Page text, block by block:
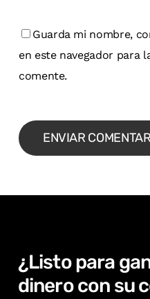
Guarda mi nombre,
en este navegador para
comente.
¿Listopara
dinero con su